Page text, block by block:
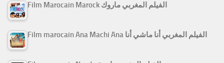
Film Marocain Marock الفيلم المغربي ماروك
Film marocain Ana Machi Ana الفيلم المغربي أنا ماشي أنا